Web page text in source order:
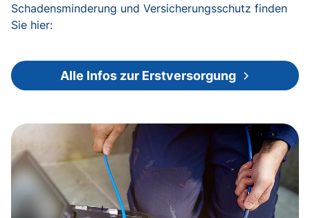
Schadensminderung und Versicherungsschutz finden
Sie hier:
Alle Infos zur Erstversorgung